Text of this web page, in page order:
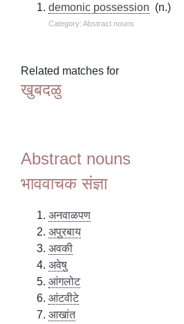
demonic possession (n.)
Category: Abstract nouns
Related matches for
खुबदळु
Abstract nouns
भाववाचक संज्ञा
अनवाळपण
अपुरबाय
अवकी
अवेषु
आंगलोट
आंटवीटे
आखांत